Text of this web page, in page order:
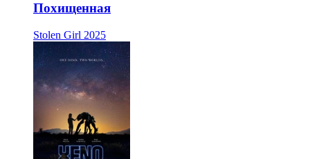
Похищенная
Stolen Girl 2025